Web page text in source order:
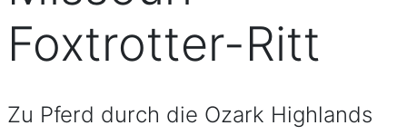
Foxtrotter-Ritt
Zu Pferd durch die Ozark Highlands